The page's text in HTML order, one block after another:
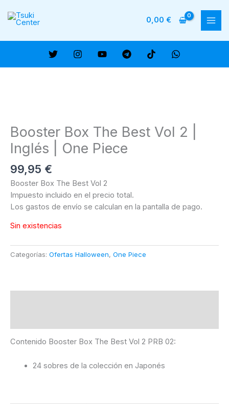
0,00 €
Booster Box The Best Vol 2 |
Inglés | One Piece
99,95 €
Booster Box The Best Vol 2
Impuesto incluido en el precio total.
Los gastos de envío se calculan en la pantalla de pago.
Sin existencias
Categorías: Ofertas Halloween, One Piece
Contenido Booster Box The Best Vol 2 PRB 02:
24 sobres de la colección en Japonés